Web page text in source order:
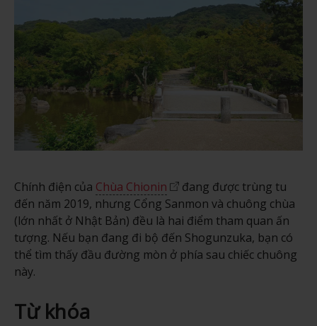
Chính điện của Chùa Chionin
đang được trùng tu
đến năm 2019, nhưng Cổng Sanmon và chuông chùa
(lớn nhất ở Nhật Bản) đều là hai điểm tham quan ấn
tượng. Nếu bạn đang đi bộ đến Shogunzuka, bạn có
thể tìm thấy đầu đường mòn ở phía sau chiếc chuông
này.
Từ khóa